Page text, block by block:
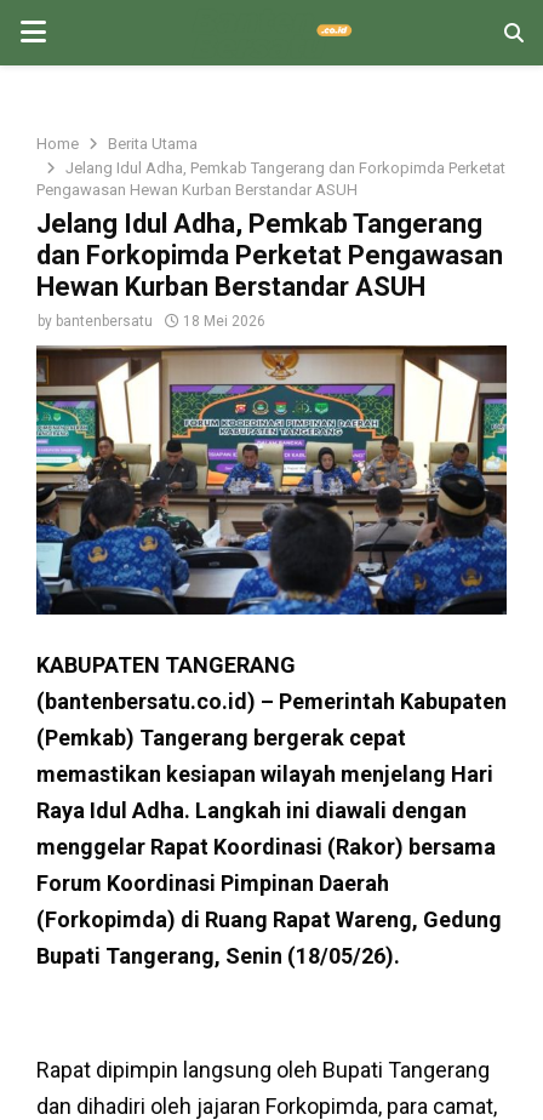
PRIMARY
Home
Berita Utama
Jelang Idul Adha, Pemkab Tangerang dan Forkopimda Perketat
Pengawasan Hewan Kurban Berstandar ASUH
Jelang Idul Adha, Pemkab Tangerang
dan Forkopimda Perketat Pengawasan
Hewan Kurban Berstandar ASUH
by bantenbersatu 18 Mei 2026
KABUPATEN TANGERANG
(bantenbersatu.co.id) – Pemerintah Kabupaten
(Pemkab) Tangerang bergerak cepat
memastikan kesiapan wilayah menjelang Hari
Raya Idul Adha. Langkah ini diawali dengan
menggelar Rapat Koordinasi (Rakor) bersama
Forum Koordinasi Pimpinan Daerah
(Forkopimda) di Ruang Rapat Wareng, Gedung
Bupati Tangerang, Senin (18/05/26).
Rapat dipimpin langsung oleh Bupati Tangerang
dan dihadiri oleh jajaran Forkopimda, para camat,